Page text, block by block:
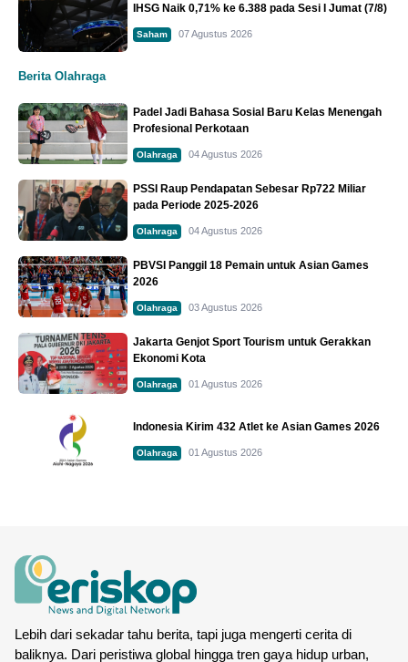
IHSG Naik 0,71% ke 6.388 pada Sesi I Jumat (7/8)
Saham 07 Agustus 2026
Berita Olahraga
Padel Jadi Bahasa Sosial Baru Kelas Menengah
Profesional Perkotaan
Olahraga 04 Agustus 2026
PSSI Raup Pendapatan Sebesar Rp722 Miliar
pada Periode 2025-2026
Olahraga 04 Agustus 2026
PBVSI Panggil 18 Pemain untuk Asian Games
2026
Olahraga 03 Agustus 2026
Jakarta Genjot Sport Tourism untuk Gerakkan
Ekonomi Kota
Olahraga 01 Agustus 2026
Indonesia Kirim 432 Atlet ke Asian Games 2026
Olahraga 01 Agustus 2026
Lebih dari sekadar tahu berita, tapi juga mengerti cerita di
baliknya. Dari peristiwa global hingga tren gaya hidup urban,